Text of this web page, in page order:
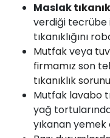
Maslak
verdiği tecrübe
tıkanıklığını
Mutfakveya
firmamız son
tıkanıklık sorunu
Mutfak lavabo
yağ
yıkanan yemek